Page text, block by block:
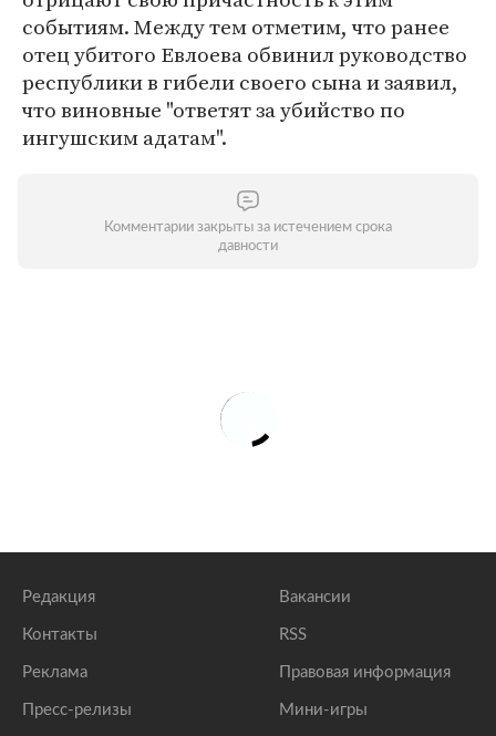
событиям. Между тем отметим, что ранее
отец убитого Евлоева обвинил руководство
республики в гибели своего сына и заявил,
что виновные "ответят за убийство по
ингушским адатам".
Комментарии закрыты за истечением срока
давности
Редакция
Контакты
Реклама
Пресс-релизы
Вакансии
RSS
Правовая информация
Мини-игры